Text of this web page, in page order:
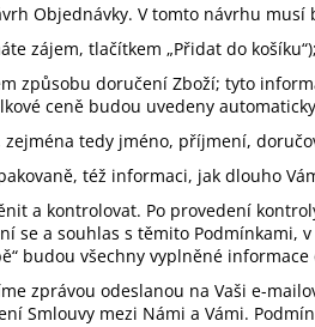
Objednávky. V tomto návrhu
zájem, tlačítkem „Přidat do košíku“);
způsobu doručení Zboží; tyto
ceně budou uvedeny
tedy jméno, příjmení,
též informaci, jak dlouho
a kontrolovat. Po provedení
se a souhlas s těmito
budou všechny vyplněné
zprávou odeslanou na Vaši e-
Smlouvy mezi Námi a Vámi.